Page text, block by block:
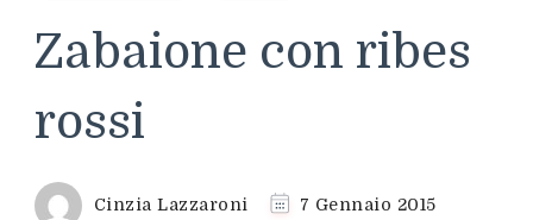
Zabaione con ribes
rossi
Cinzia Lazzaroni 7 Gennaio 2015